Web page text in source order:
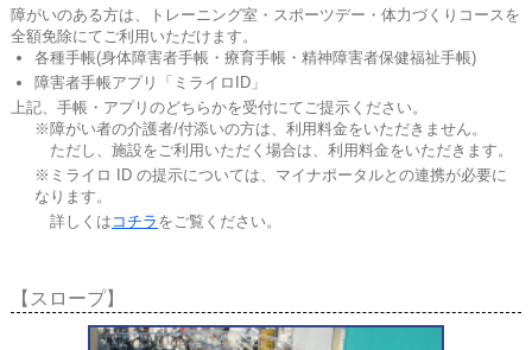
障がいのある方は、トレーニング室・スポーツデー・体力づくりコースを
全額免除にてご利用いただけます。
各種手帳(身体障害者手帳・療育手帳・精神障害者保健福祉手帳)
障害者手帳アプリ「ミライロID」
上記、手帳・アプリのどちらかを受付にてご提示ください。
※障がい者の介護者/付添いの方は、利用料金をいただきません。
ただし、施設をご利用いただく場合は、利用料金をいただきます。
※ミライロ ID の提示については、マイナポータルとの連携が必要に
なります。
詳しくは コチラ をご覧ください。
【スロープ】